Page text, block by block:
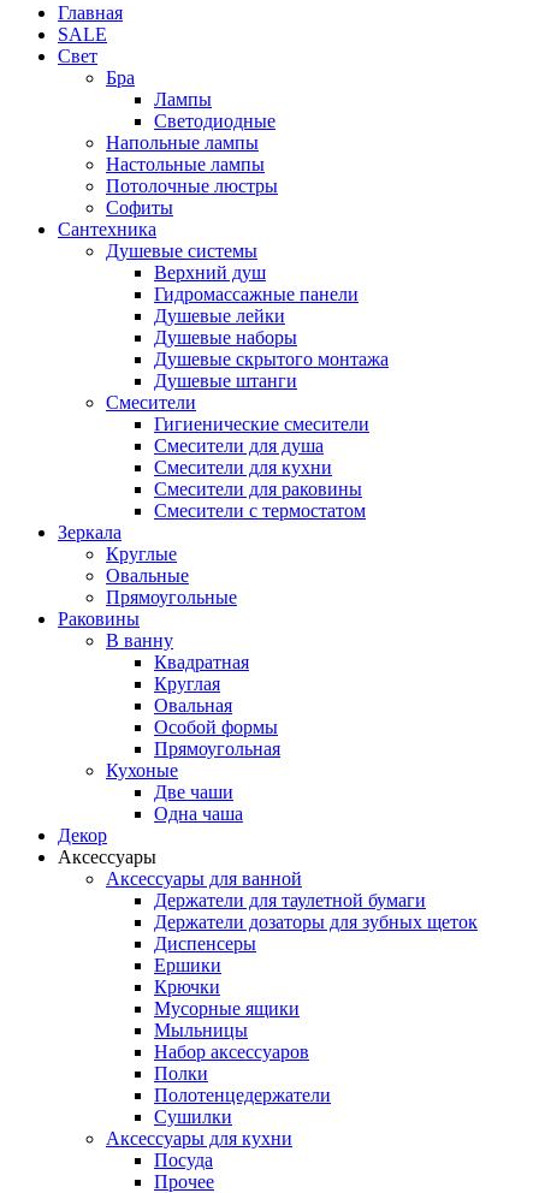
Главная
SALE
Свет
Бра
Лампы
Светодиодные
Напольные лампы
Настольные лампы
Потолочные люстры
Софиты
Сантехника
Душевые системы
Верхний душ
Гидромассажные панели
Душевые лейки
Душевые наборы
Душевые скрытого монтажа
Душевые штанги
Смесители
Гигиенические смесители
Смесители для душа
Смесители для кухни
Смесители для раковины
Смесители с термостатом
Зеркала
Круглые
Овальные
Прямоугольные
Раковины
В ванну
Квадратная
Круглая
Овальная
Особой формы
Прямоугольная
Кухоные
Две чаши
Одна чаша
Декор
Аксессуары
Аксессуары для ванной
Держатели для таулетной бумаги
Держатели дозаторы для зубных щеток
Диспенсеры
Ершики
Крючки
Мусорные ящики
Мыльницы
Набор аксессуаров
Полки
Полотенцедержатели
Сушилки
Аксессуары для кухни
Посуда
Прочее